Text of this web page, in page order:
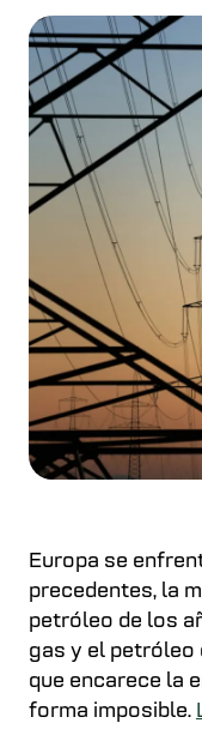
Europa se
precedentes, la
petróleo de los
gas y el petróleo
que encarece la
forma imposible.